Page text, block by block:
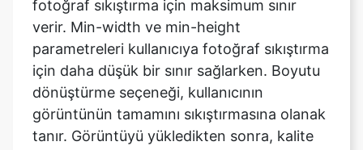
için daha düşük bir sınır sağlarken. Boyutu
dönüştürme seçeneği, kullanıcının
görüntünün tamamını sıkıştırmasına olanak
tanır. Görüntüyü yükledikten sonra, kalite
değişikliği özelliğine erişmek için Kaliteyi
girin bölümüne gidin. Bu, genel keskinliği,
kontrastı, bulanıklığı (küçük miktarlarda) ve